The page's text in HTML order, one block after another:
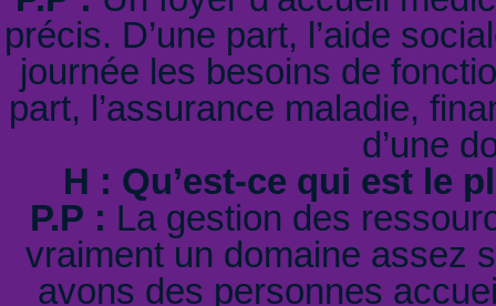
précis. D’une part, l’aide
journée les besoins de
part, l’assurance maladie,
d’une
H : Qu’est-ce qui est le
P.P : La gestion des
vraiment un domaine assez
avons des personnes